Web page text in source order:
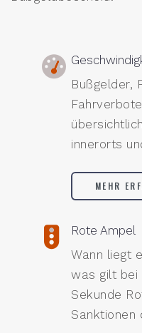
Bußgelder,
innerorts
MEHR
Rote Ampel
Wann liegt
was gilt bei
Sekunde
Sanktionen